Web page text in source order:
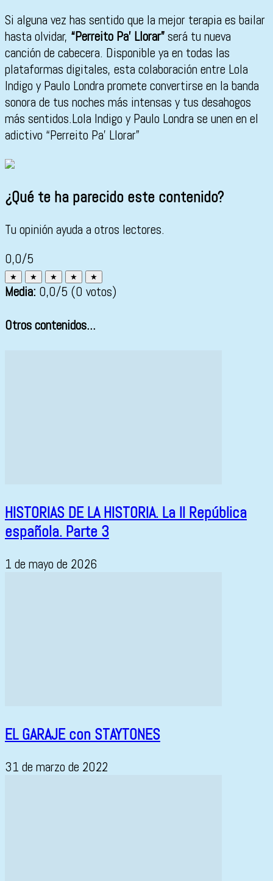
Si alguna vez has sentido que la mejor terapia es bailar
hasta olvidar, “Perreito Pa’ Llorar”será tu nueva
canción de cabecera. Disponible ya en todas las
plataformas digitales, esta colaboración entre Lola
Indigo y Paulo Londra promete convertirse en la banda
sonora de tus noches más intensas y tus desahogos
más sentidos.Lola Indigo y Paulo Londra se unen en el
adictivo “Perreito Pa’ Llorar”
¿Qué te ha parecido este contenido?
Tu opinión ayuda a otros lectores.
0,0/5
★ ★ ★ ★ ★
Media: 0,0/5 (0 votos)
Otros contenidos...
HISTORIAS DE LA HISTORIA. La II República
española. Parte 3
1 de mayo de 2026
EL GARAJE con STAYTONES
31 de marzo de 2022